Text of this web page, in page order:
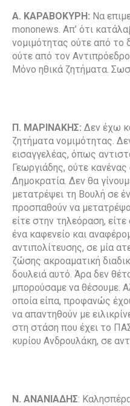
Α. ΚΑΡΑΒΟΚΥΡΗ: Να
mononews. Απ’ ότι
νομιμότητας ούτε από το
ούτε από τον
Μόνο ηθικά ζητήματα.
Π. ΜΑΡΙΝΑΚΗΣ: Δεν έχω
ζητήματα νομιμότητας.
εισαγγελέας, όπως
Γεωργιάδης, ούτε
Δημοκρατία. Δεν θα
μετατρέψει τη Βουλή σε
προσπαθούν να
είτε στην τηλεόραση,
ένα καφενείο και
αντιπολίτευσης, σε μία
ζώσης ακροαματική
δουλειά αυτό. Άρα δεν
μπορούσαμε να θέσουμε.
οποία είπα, προφανώς
να απαντηθούν με
στη στάση που έχει το
κυρίου Ανδρουλάκη, σε
Ν. ΑΝΑΝΙΑΔΗΣ: